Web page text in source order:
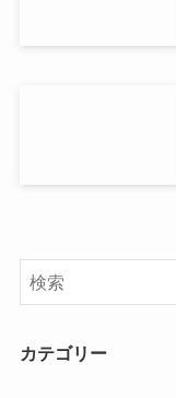
カテゴリー